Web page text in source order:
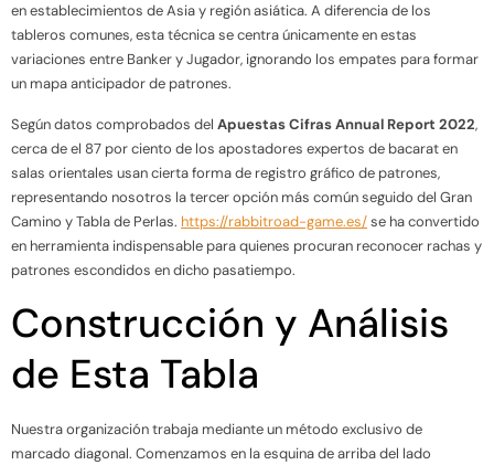
en establecimientos de Asia y región asiática. A diferencia de los
tableros comunes, esta técnica se centra únicamente en estas
variaciones entre Banker y Jugador, ignorando los empates para formar
un mapa anticipador de patrones.
Según datos comprobados del Apuestas Cifras Annual Report 2022,
cerca de el 87 por ciento de los apostadores expertos de bacarat en
salas orientales usan cierta forma de registro gráfico de patrones,
representando nosotros la tercer opción más común seguido del Gran
Camino y Tabla de Perlas. https://rabbitroad-game.es/se ha convertido
en herramienta indispensable para quienes procuran reconocer rachas y
patrones escondidos en dicho pasatiempo.
Construcción y Análisis
de Esta Tabla
Nuestra organización trabaja mediante un método exclusivo de
marcado diagonal. Comenzamos en la esquina de arriba del lado